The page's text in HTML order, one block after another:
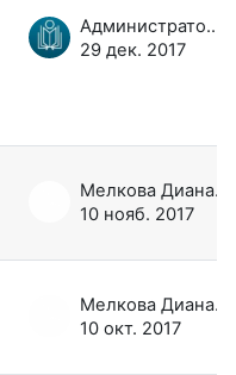
Администратор портала
29 дек. 2017
Мелкова Диана Андреевна
10 нояб. 2017
Мелкова Диана Андреевна
10 окт. 2017